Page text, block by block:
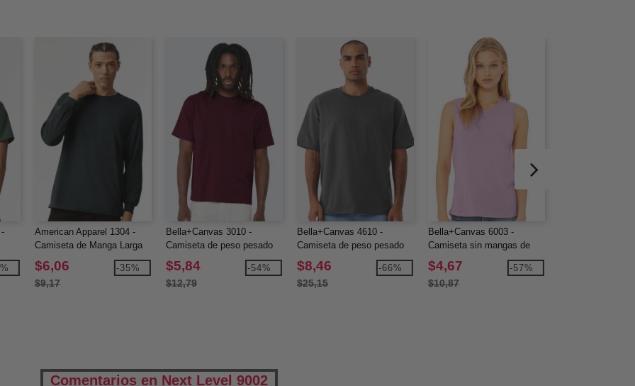
American Apparel 1304 -
Camiseta de Manga Larga
de Algodón Pesado
$6,06
$9,17
-35%
Bella+Canvas 3010 -
Camiseta de peso pesado
de 6 oz.
$5,84
$12,79
-54%
Bella+Canvas 4610 -
Camiseta de peso pesado
de 7.5 oz
$8,46
$25,15
-66%
Bella+Canvas 6003 -
Camiseta sin mangas de
jersey para mujer
$4,67
$10,87
-57%
Comentarios en Next Level 9002